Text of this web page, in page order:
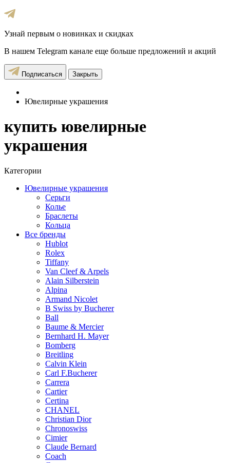
Узнай первым о новинках и скидках
В нашем Telegram канале еще больше предложений и акций
Подписаться Закрыть
Ювелирные украшения
купить ювелирные
украшения
Категории
Ювелирные украшения
Серьги
Колье
Браслеты
Кольца
Все бренды
Hublot
Rolex
Tiffany
Van Cleef & Arpels
Alain Silberstein
Alpina
Armand Nicolet
B Swiss by Bucherer
Ball
Baume & Mercier
Bernhard H. Mayer
Bomberg
Breitling
Calvin Klein
Carl F.Bucherer
Carrera
Cartier
Certina
CHANEL
Christian Dior
Chronoswiss
Cimier
Claude Bernard
Coach